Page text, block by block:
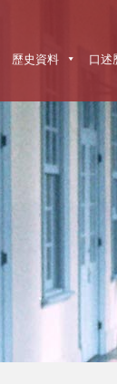
歷史資料 口述